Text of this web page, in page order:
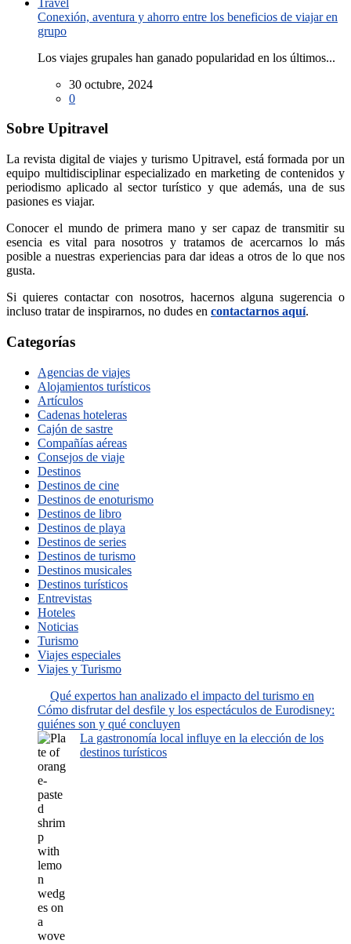
Conexión, aventura y ahorro entre los beneficios de viajar en
grupo
Los viajes grupales han ganado popularidad en los últimos...
30 octubre, 2024
0
Sobre Upitravel
La revista digital de viajes y turismo Upitravel, está formada por un
equipo multidisciplinar especializado en marketing de contenidos y
periodismo aplicado al sector turístico y que además, una de sus
pasiones es viajar.
Conocer el mundo de primera mano y ser capaz de transmitir su
esencia es vital para nosotros y tratamos de acercarnos lo más
posible a nuestras experiencias para dar ideas a otros de lo que nos
gusta.
Si quieres contactar con nosotros, hacernos alguna sugerencia o
incluso tratar de inspirarnos, no dudes en contactarnos aquí.
Categorías
Agencias de viajes
Alojamientos turísticos
Artículos
Cadenas hoteleras
Cajón de sastre
Compañías aéreas
Consejos de viaje
Destinos
Destinos de cine
Destinos de enoturismo
Destinos de libro
Destinos de playa
Destinos de series
Destinos de turismo
Destinos musicales
Destinos turísticos
Entrevistas
Hoteles
Noticias
Turismo
Viajes especiales
Viajes y Turismo
Qué expertos han analizado el impacto del turismo en
Cómo disfrutar del desfile y los espectáculos de Eurodisney:
quiénes son y qué concluyen
La gastronomía local influye en la elección de los
destinos turísticos